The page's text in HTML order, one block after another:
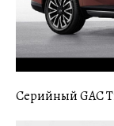
Серийный GAC